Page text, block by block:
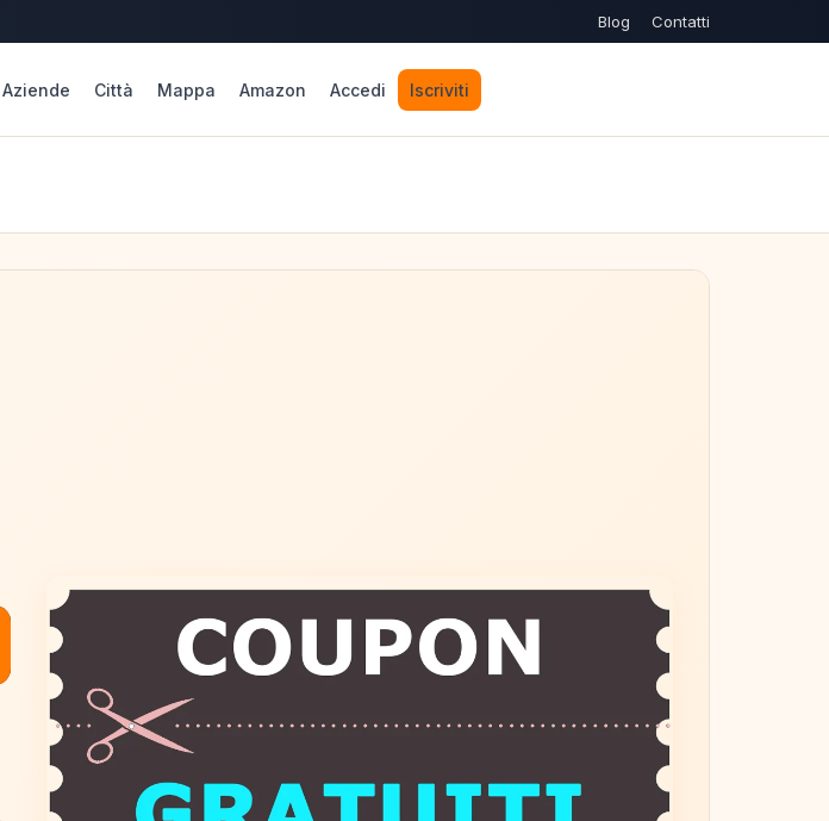
Blog Contatti
Aziende Città Mappa Amazon Accedi Iscriviti